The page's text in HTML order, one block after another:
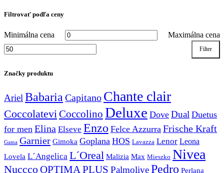
Filtrovať podľa ceny
Minimálna cena Maximálna cena
Filter
Značky produktu
Ariel Babaria Capitano Chante clair
Coccolatevi Coccolino Deluxe Dove Dual Duetus
for men Elina Elseve Enzo Felce Azzurra Frische Kraft
Gama Garnier Gimoka Goplana HOS Lavazza Lenor Leona
Lovela L´Angelica L´Oreal Malizia Max Mieszko Nivea
NucccoOPTIMA PLUS PalmolivePedro Perlana